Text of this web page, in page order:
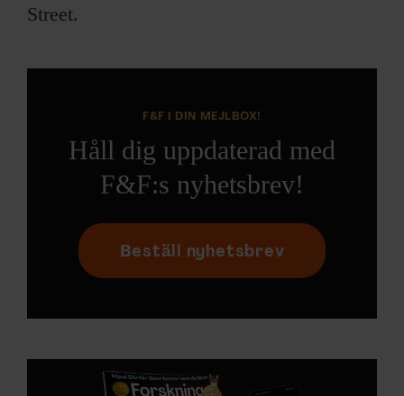
Street.
F&F I DIN MEJLBOX!
Håll dig uppdaterad med
F&F:s nyhetsbrev!
Beställ nyhetsbrev